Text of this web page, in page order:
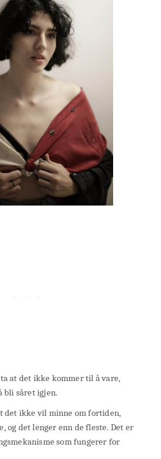
at det ikke kommer til å vare,
bli såret igjen.
det ikke vil minne om fortiden,
og det lenger enn de fleste. Det er
som fungerer for